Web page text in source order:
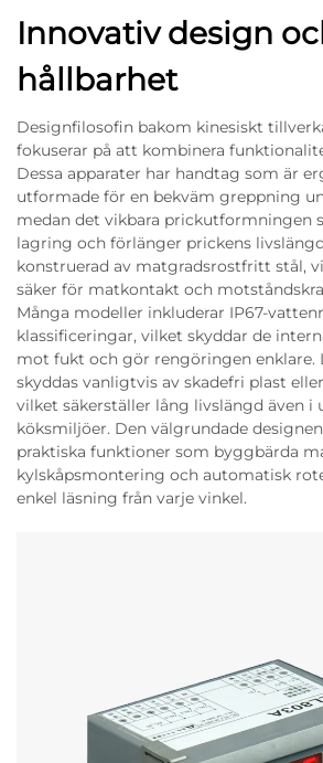
Innovativ design
hållbarhet
Designfilosofin bakom kinesiskt
fokuserar på att kombinera
Dessa apparater har handtag som är
utformade för en bekväm greppning
medan det vikbara prickutformningen
lagring och förlänger prickens
konstruerad av matgradsrostfritt stål,
säker för matkontakt och
Många modeller inkluderar IP67-
klassificeringar, vilket skyddar de
mot fukt och gör rengöringen enklare.
skyddas vanligtvis av skadefri plast
vilket säkerställer lång livslängd även i
köksmiljöer. Den välgrundade
praktiska funktioner som byggbärda
kylskåpsmontering och automatisk
enkel läsning från varje vinkel.